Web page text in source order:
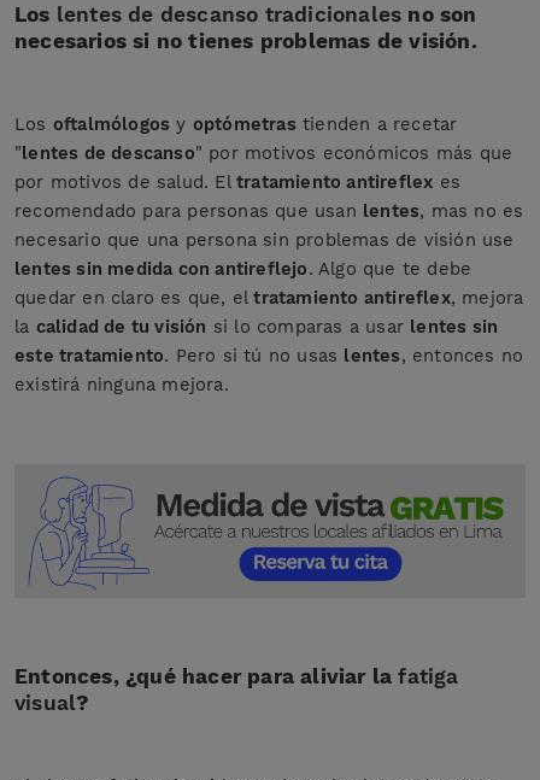
Los lentes de descanso tradicionales no son
necesarios si no tienes problemas de visión.
Los oftalmólogos y optómetras tienden a recetar
"lentes de descanso" por motivos económicos más que
por motivos de salud. El tratamiento antireflex es
recomendado para personas que usan lentes, mas no es
necesario que una persona sin problemas de visión use
lentes sin medida con antireflejo. Algo que te debe
quedar en claro es que, eltratamiento antireflex, mejora
la calidad de tu visión si lo comparas a usar lentes sin
este tratamiento. Pero si tú no usas lentes, entonces no
existirá ninguna mejora.
Entonces, ¿qué hacer para aliviar lafatiga
visual?